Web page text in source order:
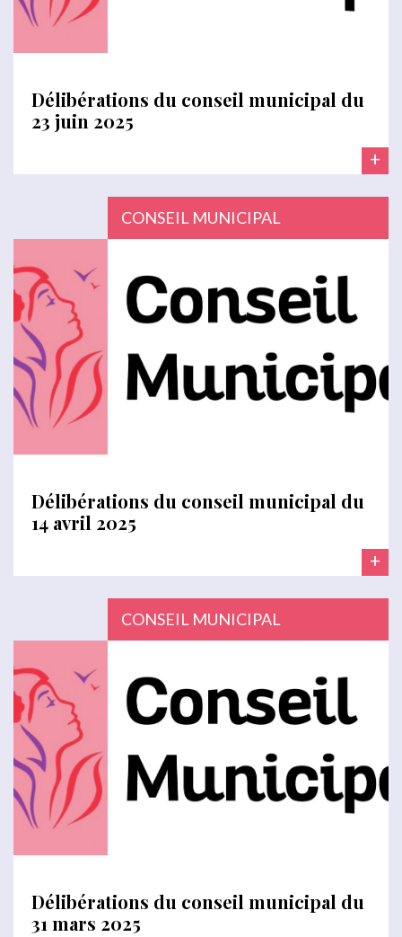
Délibérations du conseil municipal du
23 juin 2025
+
CONSEIL MUNICIPAL
Délibérations du conseil municipal du
14 avril 2025
+
CONSEIL MUNICIPAL
Délibérations du conseil municipal du
31 mars 2025